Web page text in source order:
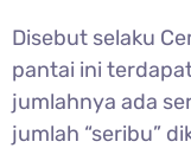
Disebut selaku
pantai ini
jumlahnya ada
jumlah “seribu”